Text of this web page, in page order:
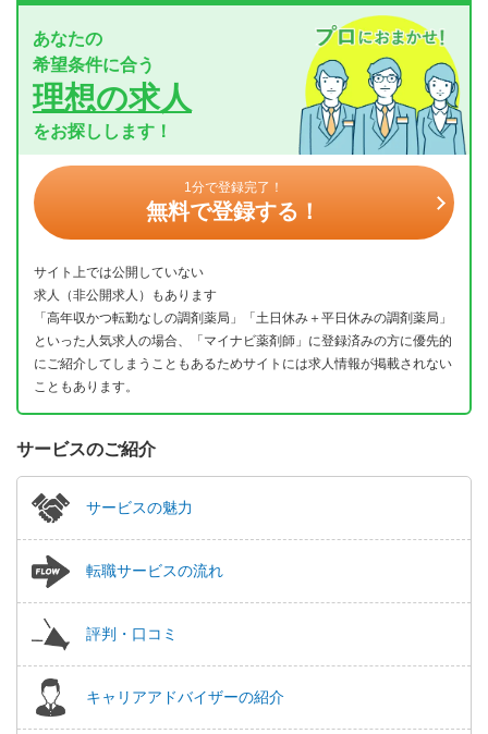
あなたの
希望条件に合う
理想の求人
をお探しします！
1分で登録完了！
無料で登録する！
サイト上では公開していない
求人（非公開求人）もあります
「高年収かつ転勤なしの調剤薬局」「土日休み＋平日休みの調剤薬局」
といった人気求人の場合、「マイナビ薬剤師」に登録済みの方に優先的
にご紹介してしまうこともあるためサイトには求人情報が掲載されない
こともあります。
サービスのご紹介
サービスの魅力
転職サービスの流れ
評判・口コミ
キャリアアドバイザーの紹介